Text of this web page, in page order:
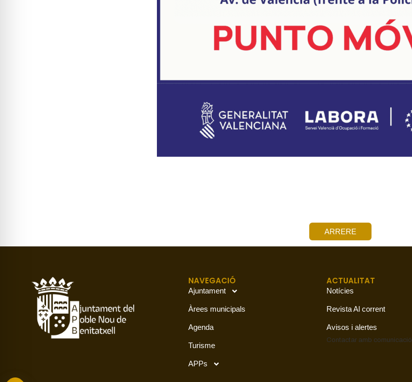
ARRERE
NAVEGACIÓ
Ajuntament
Àrees municipals
Agenda
Turisme
APPs
ACTUALITAT
Notícies
Revista Al corrent
Avisos i alertes
Contactar amb comunicació